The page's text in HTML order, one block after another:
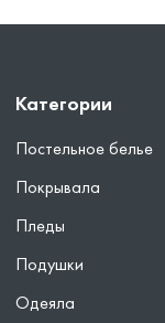
Категории
Постельное белье
Покрывала
Пледы
Подушки
Одеяла